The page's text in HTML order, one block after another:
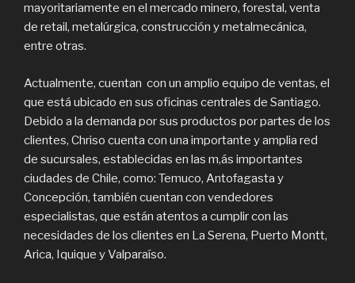
mayoritariamente en el mercado minero, forestal, venta
de retail, metalúrgica, construcción y metalmecánica,
entre otras.
Actualmente, cuentan con un amplio equipo de ventas, el
que está ubicado en sus oficinas centrales de Santiago.
Debido a la demanda por sus productos por partes de los
clientes, Chriso cuenta con una importante y amplia red
de sucursales, establecidas en las m,ás importantes
ciudades de Chile, como: Temuco, Antofagasta y
Concepción, también cuentan con vendedores
especialistas, que están atentos a cumplir con las
necesidades de los clientes en La Serena, Puerto Montt,
Arica, Iquique y Valparaíso.